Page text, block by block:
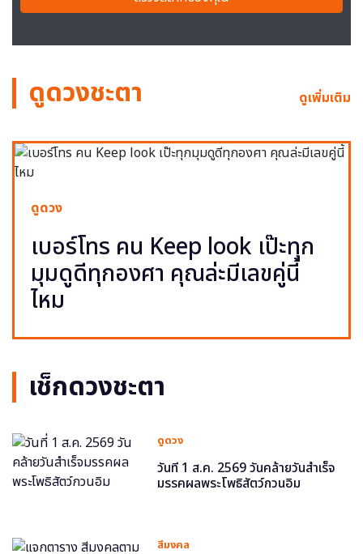
ดูดวงชะตา ดูเพิ่มเติม
ดูดวง
เบอร์โทร คน Keep look เป๊ะทุก
มุมดูดีทุกองศา คุณล่ะมีเลขคู่นี้
ไหม
เช็กดวงชะตา
ดูดวง
วันที่ 1 ส.ค. 2569 วันคล้ายวันสำเร็จ
มรรคผลพระโพธิสัตว์กวนอิม
สีมงคล